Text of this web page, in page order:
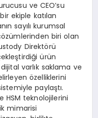
ve CEO’su
ekiple katılan
sayılı kurumsal
biri olan
Direktörü
ürün
varlık saklama ve
özelliklerini
paylaştı.
HSM teknolojilerini
mimarisi